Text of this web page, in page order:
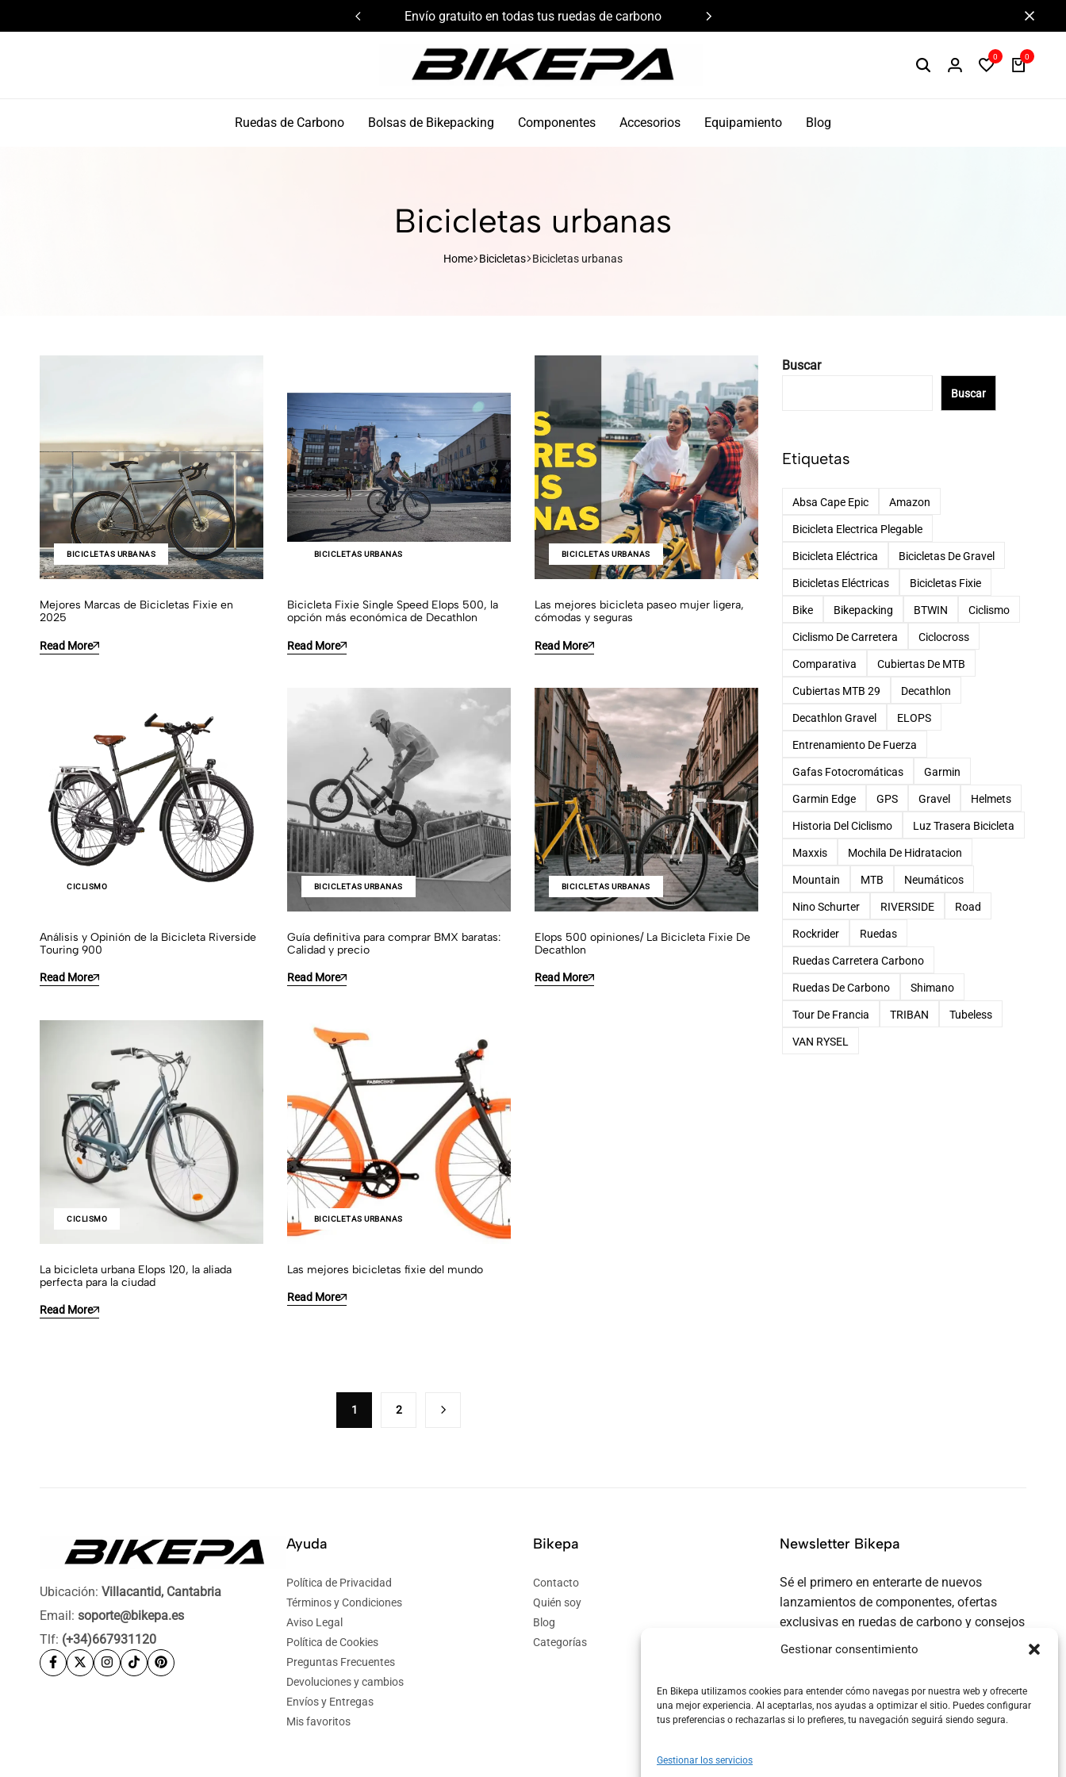
Gestionar consentimiento
En Bikepa utilizamos cookies para entender cómo navegas por nuestra web y ofrecerte
una mejor experiencia. Al aceptarlas, nos ayudas a optimizar el sitio. Puedes configurar
tus preferencias o rechazarlas si lo prefieres, tu navegación seguirá siendo segura.
Gestionar los servicios
Envío gratuito en todas tus ruedas de carbono Componentes de alto rendimiento y bikepacking
0 0
Ruedas de Carbono Bolsas de Bikepacking Componentes Accesorios Equipamiento Blog
Bicicletas urbanas
Home Bicicletas Bicicletas urbanas
BICICLETAS URBANAS
Mejores Marcas de Bicicletas Fixie en
2025
Read More
BICICLETAS URBANAS
Bicicleta Fixie Single Speed Elops 500, la
opción más económica de Decathlon
Read More
BICICLETAS URBANAS
Las mejores bicicleta paseo mujer ligera,
cómodas y seguras
Read More
CICLISMO
Análisis y Opinión de la Bicicleta Riverside
Touring 900
Read More
BICICLETAS URBANAS
Guía definitiva para comprar BMX baratas:
Calidad y precio
Read More
BICICLETAS URBANAS
Elops 500 opiniones/ La Bicicleta Fixie De
Decathlon
Read More
CICLISMO
La bicicleta urbana Elops 120, la aliada
perfecta para la ciudad
Read More
BICICLETAS URBANAS
Las mejores bicicletas fixie del mundo
Read More
1 2
Buscar
Buscar
Etiquetas
Absa Cape Epic Amazon
Bicicleta Electrica Plegable
Bicicleta Eléctrica Bicicletas De Gravel
Bicicletas Eléctricas Bicicletas Fixie
Bike Bikepacking BTWIN Ciclismo
Ciclismo De Carretera Ciclocross
Comparativa Cubiertas De MTB
Cubiertas MTB 29 Decathlon
Decathlon Gravel ELOPS
Entrenamiento De Fuerza
Gafas Fotocromáticas Garmin
Garmin Edge GPS Gravel Helmets
Historia Del Ciclismo Luz Trasera Bicicleta
Maxxis Mochila De Hidratacion
Mountain MTB Neumáticos
Nino Schurter RIVERSIDE Road
Rockrider Ruedas
Ruedas Carretera Carbono
Ruedas De Carbono Shimano
Tour De Francia TRIBAN Tubeless
VAN RYSEL
Ubicación: Villacantid, Cantabria
Email: soporte@bikepa.es
Tlf: (+34)667931120
Ayuda
Política de Privacidad
Términos y Condiciones
Aviso Legal
Política de Cookies
Preguntas Frecuentes
Devoluciones y cambios
Envíos y Entregas
Mis favoritos
Bikepa
Contacto
Quién soy
Blog
Categorías
Newsletter Bikepa
Sé el primero en enterarte de nuevos
lanzamientos de componentes, ofertas
exclusivas en ruedas de carbono y consejos
de bikepacking...